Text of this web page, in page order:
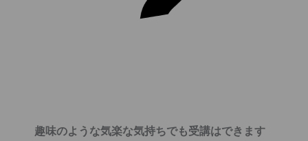
趣味のような気楽な気持ちでも受講はできます